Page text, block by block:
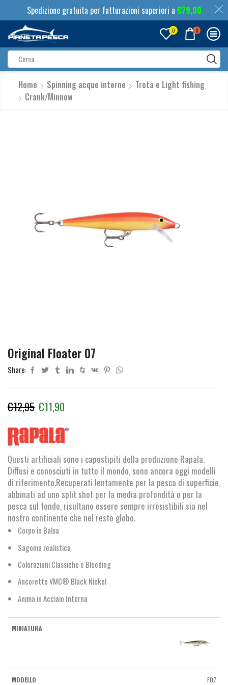
Spedizione gratuita per fatturazioni superiori a €79,00
0 0
input
Home Spinning acque interne
Trota e Light fishing
Crank/Minnow
Original Floater 07
Share:
€12,95 Il
originale
era:
€12,95.
€11,90
attuale
è:
€11,90.
Questi artificiali sono i capostipiti della produzione Rapala.
Diffusi e conosciuti in tutto il mondo, sono ancora oggi modelli
di riferimento.Recuperati lentamente per la pesca di superficie,
abbinati ad uno split shot per la media profondità o per la
pesca sul fondo, risultano essere sempre irresistibili sia nel
nostro continente che nel resto globo.
Corpo in Balsa
Sagoma realistica
Colorazioni Classiche e Bleeding
Ancorette VMC® Black Nickel
Anima in Acciaio Interna
F07